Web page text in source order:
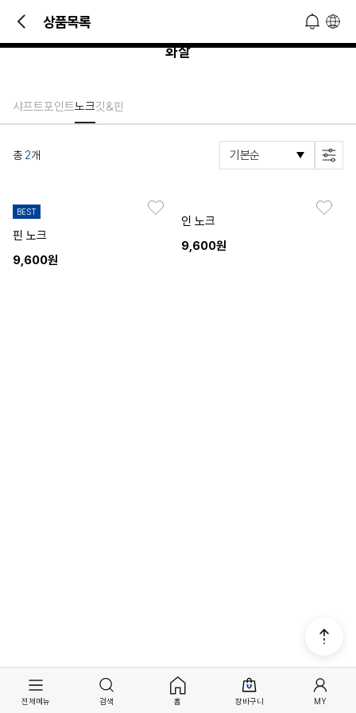
빠른 문의 및 소식 접하기!
오늘 하루 열지 않기
상품목록
화살
샤프트포인트노크깃&핀
총 2개
BEST
핀 노크
9,600원
인 노크
9,600원
전체메뉴 검색 홈 장바구니 MY